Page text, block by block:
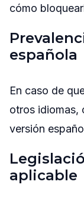
cómo
española
En caso de
otros idiomas,
versión
aplicable